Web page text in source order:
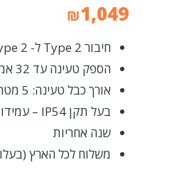
₪1,049
חיבור Type 2 ל- Type 2
הספק טעינה עד 32 אמפר – 22kw
אורך כבל טעינה: 5 מטר
בעל תקן IP54 – עמידות מלאה בפני מים
שנה אחריות
משלוח לכל הארץ (בעלות של 49₪) או איסוף עצמי